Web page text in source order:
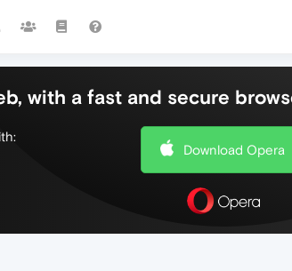
with a fast and secure
Download Opera